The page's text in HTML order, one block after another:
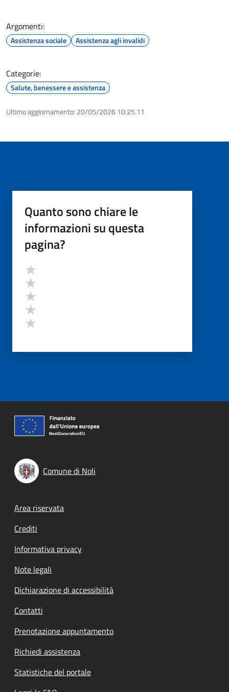
Argomenti:
Assistenza sociale Assistenza agli invalidi
Categorie:
Salute, benessere e assistenza
Ultimo aggiornamento: 20/05/2026 10:25.11
Quanto sono chiare le
informazioni su questa
pagina?
Valutazione
Comune di Noli
Footer menu
Area riservata
Crediti
Informativa privacy
Note legali
Dichiarazione di accessibilità
Contatti
Prenotazione appuntamento
Richiedi assistenza
Statistiche del portale